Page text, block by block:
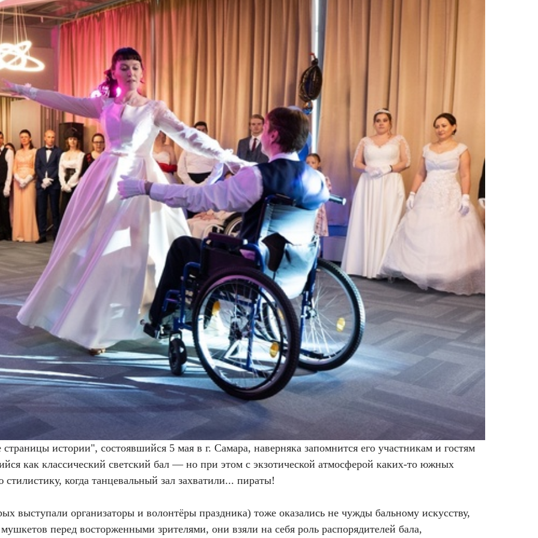
истории", состоявшийся 5 мая в г. Самара, наверняка запомнится его участникам и гостям
как классический светский бал — но при этом с экзотической атмосферой каких-то южных
когда танцевальный зал захватили... пираты!
выступали организаторы и волонтёры праздника) тоже оказались не чужды бальному искусству,
перед восторженными зрителями, они взяли на себя роль распорядителей бала,